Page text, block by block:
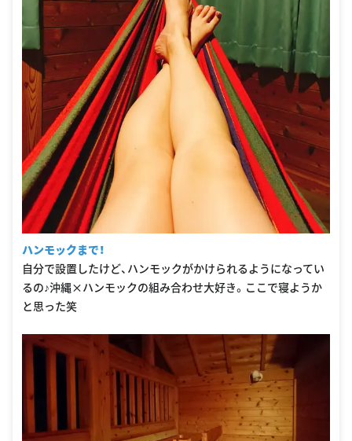
ハンモックまで！
自分で設置したけど、ハンモックがかけられるようになってい
るの♪沖縄×ハンモックの組み合わせ大好き。ここで寝ようか
と思った笑